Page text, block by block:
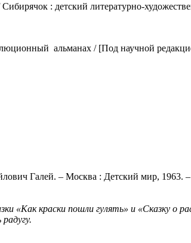
: детский литературно-
альманах / [Под научной
Галей. – Москва : Детский мир, 1963.
«Как краски пошли гулять» и «Сказку о